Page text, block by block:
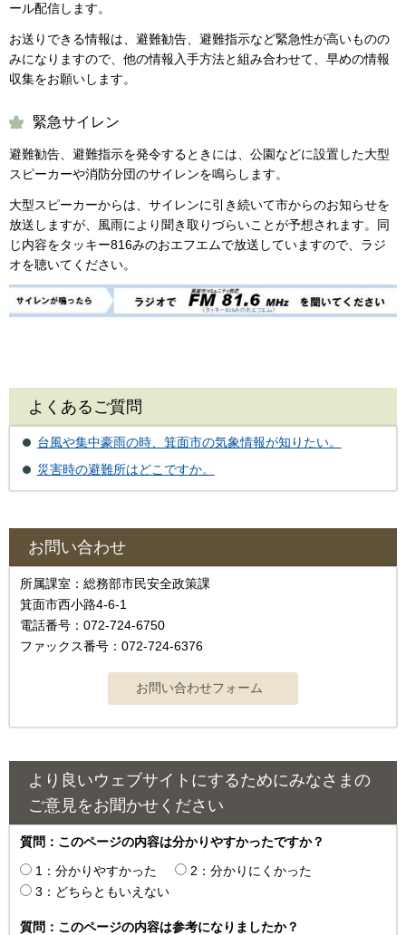
ール配信します。
お送りできる情報は、避難勧告、避難指示など緊急性が高いものの
みになりますので、他の情報入手方法と組み合わせて、早めの情報
収集をお願いします。
緊急サイレン
避難勧告、避難指示を発令するときには、公園などに設置した大型
スピーカーや消防分団のサイレンを鳴らします。
大型スピーカーからは、サイレンに引き続いて市からのお知らせを
放送しますが、風雨により聞き取りづらいことが予想されます。同
じ内容をタッキー816みのおエフエムで放送していますので、ラジ
オを聴いてください。
よくあるご質問
台風や集中豪雨の時、箕面市の気象情報が知りたい。
災害時の避難所はどこですか。
お問い合わせ
所属課室：総務部市民安全政策課
箕面市西小路4‐6‐1
電話番号：072-724-6750
ファックス番号：072-724-6376
より良いウェブサイトにするためにみなさまの
ご意見をお聞かせください
質問：このページの内容は分かりやすかったですか？
1：分かりやすかった
2：分かりにくかった
3：どちらともいえない
質問：このページの内容は参考になりましたか？